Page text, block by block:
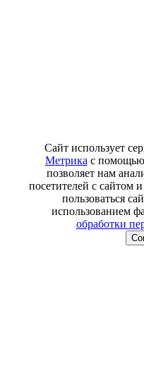
Сайт использует
Метрика с помощью
позволяет нам
посетителей с сайтом
пользоваться
использованием
обработки